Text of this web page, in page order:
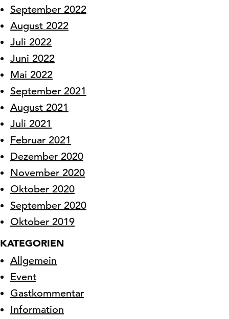
September 2022
August 2022
Juli 2022
Juni 2022
Mai 2022
September 2021
August 2021
Juli 2021
Februar 2021
Dezember 2020
November 2020
Oktober 2020
September 2020
Oktober 2019
KATEGORIEN
Allgemein
Event
Gastkommentar
Information